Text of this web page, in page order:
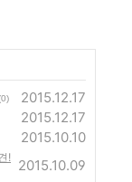
2015.12.17
2015.12.17
2015.10.10
! 2015.10.09